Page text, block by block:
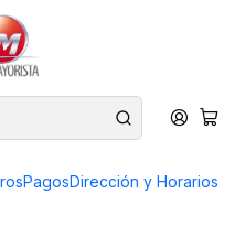
PagosDirección y Horarios